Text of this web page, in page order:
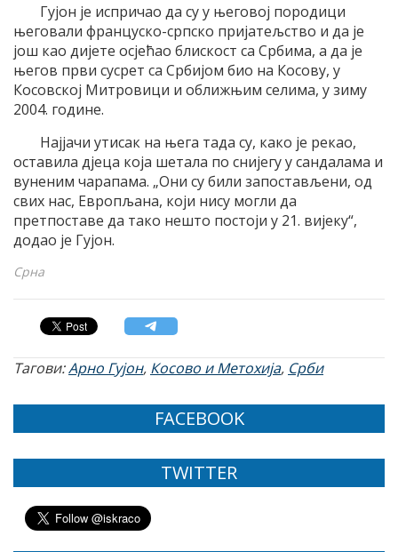
Гујон је испричао да су у његовој породици
његовали француско-српско пријатељство и да је
још као дијете осјећао блискост са Србима, а да је
његов први сусрет са Србијом био на Косову, у
Косовској Митровици и оближњим селима, у зиму
2004. године.
Најјачи утисак на њега тада су, како је рекао,
оставила дјеца која шетала по снијегу у сандалама и
вуненим чарапама. „Они су били запостављени, од
свих нас, Европљана, који нису могли да
претпоставе да тако нешто постоји у 21. вијеку“,
додао је Гујон.
Срна
Тагови:Арно Гујон, Косово и Метохија, Срби
FACEBOOK
TWITTER